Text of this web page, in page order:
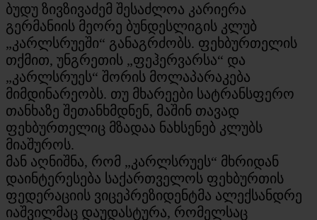
ბუდუ ზივზივაძემ შესაძლოა კარიერა
გერმანიის მეორე ბუნდესლიგის კლუბ
„კარლსრუეში“ განაგრძობს. ფეხბურთელის
თქმით, უნგრეთის „ფეჰერვარსა“ და
„კარლსრუეს“ შორის მოლაპარაკება
მიმდინარეობს. თუ მხარეები სატრანსფერო
თანხაზე შეთანხმდნენ, მაშინ თავად
ფეხბურთელიც მზადაა ნახსენებ კლუბს
მიაშუროს.
მან აღნიშნა, რომ „კარლსრუეს“ მხრიდან
დაინტერესება საქართველოს ფეხბურთის
ფედერაციის ვიცეპრეზიდენტმა ალექსანდრე
იაშვილმაც დაუდასტურა, რომელსაც